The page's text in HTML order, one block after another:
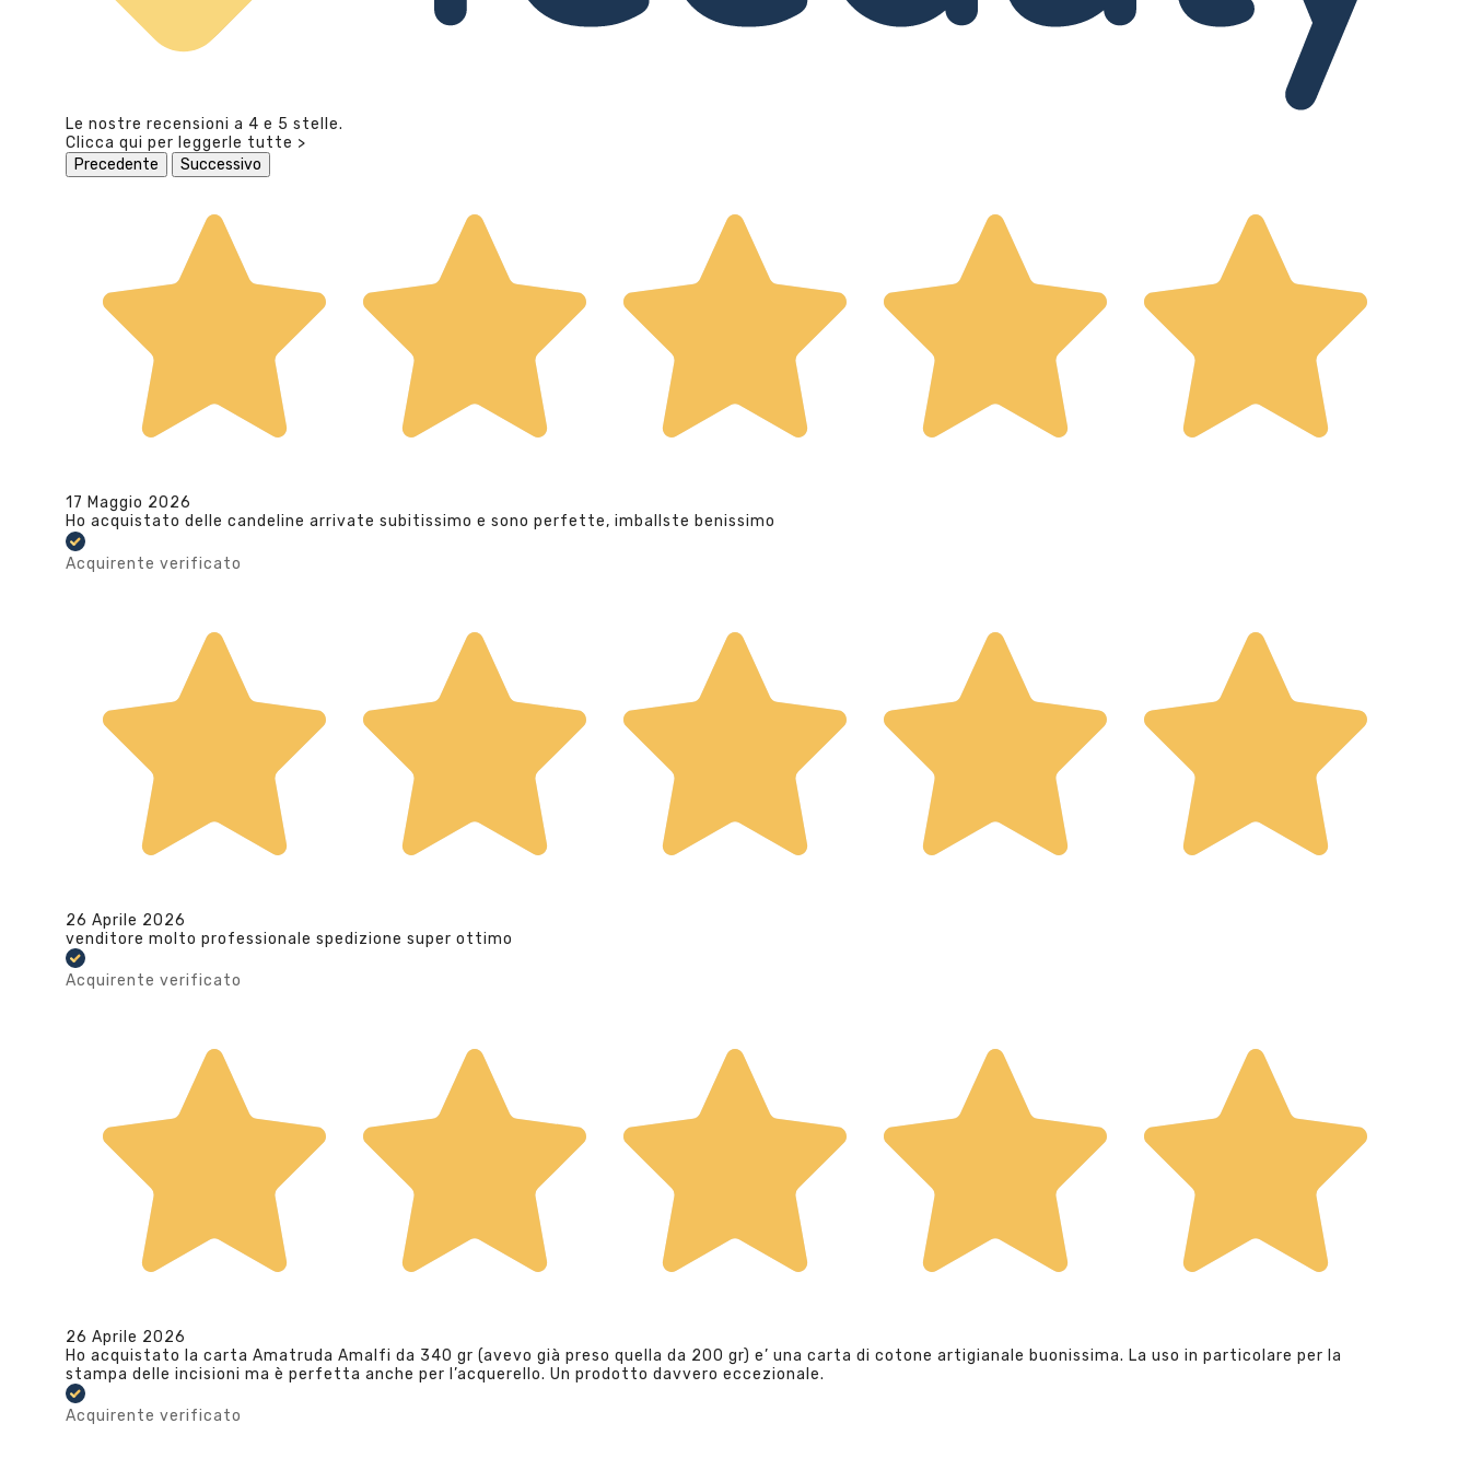
Le nostre recensioni a 4 e 5 stelle.
Clicca qui per leggerle tutte >
Precedente
Successivo
17 Maggio 2026
Ho acquistato delle candeline arrivate subitissimo e sono perfette, imballste benissimo
Acquirente verificato
26 Aprile 2026
venditore molto professionale spedizione super ottimo
Acquirente verificato
26 Aprile 2026
Ho acquistato la carta Amatruda Amalfi da 340 gr (avevo già preso quella da 200 gr) e’ una carta di cotone artigianale buonissima. La uso in particolare per la
stampa delle incisioni ma è perfetta anche per l’acquerello. Un prodotto davvero eccezionale.
Acquirente verificato